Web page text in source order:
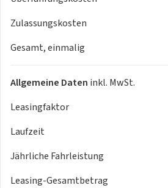
Zulassungskosten
Gesamt, einmalig
Allgemeine Daten inkl. MwSt.
Leasingfaktor
Laufzeit
Jährliche Fahrleistung
Leasing-Gesamtbetrag